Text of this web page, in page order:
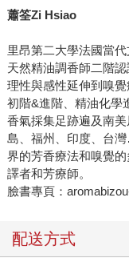
蕭筌Zi Hsiao
里昂第二大學法國當
天然精油調香師二階
理性與感性延伸到嗅
初階&進階、精油化學
香氣採集足跡遍及南
島、福州、印度、台
界的芳香療法和嗅覺
譯者和芳療師。
臉書專頁：
配送方式